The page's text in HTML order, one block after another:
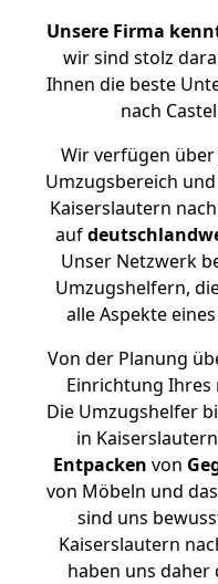
Unsere Firma
wir sind stolz
Ihnen die beste
nach
Wir verfügen über
Umzugsbereich
Kaiserslautern
auf
Unser Netzwerk
Umzugshelfern,
alle Aspekte
Von der Planung
Einrichtung Ihres
Die Umzugshelfer
in
Entpacken von
von Möbeln und
sind uns
Kaiserslautern
haben uns